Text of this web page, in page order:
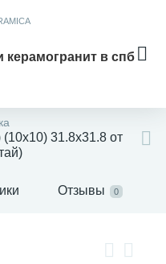
керамогранит в спб
31.8x31.8 от
Отзывы 0